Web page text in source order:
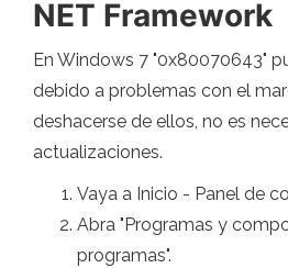
NET Framework
En Windows 7 "0x80070643"
debido a problemas con el
deshacerse de ellos, no es
actualizaciones.
Vaya a Inicio - Panel de
Abra "Programas y
programas".